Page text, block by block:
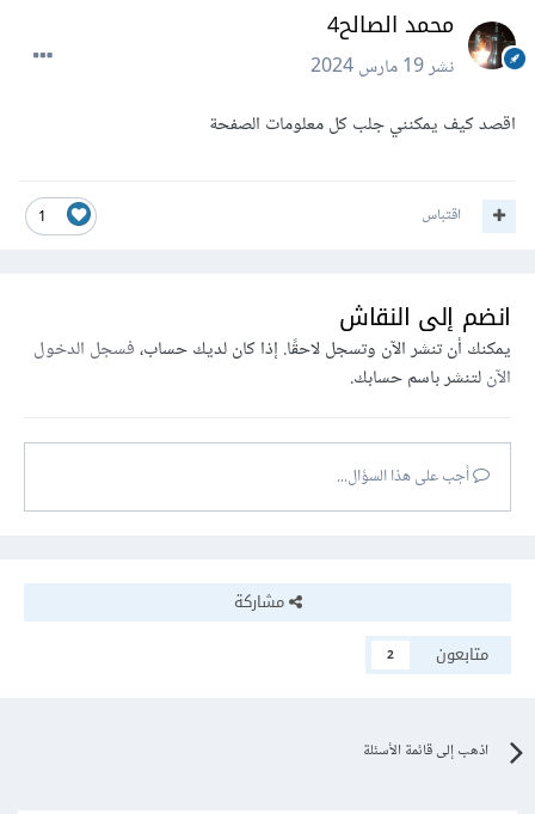
محمد الصالح4
نشر19 مارس 2024
اقصد كيف يمكنني جلب كل معلومات الصفحة
1 اقتباس
انضم إلى النقاش
يمكنك أن تنشر الآن وتسجل لاحقًا. إذا كان لديك حساب،فسجل الدخول
الآنلتنشر باسم حسابك.
أجب على هذا السؤال...
مشاركة
متابعون
2
اذهب إلى قائمة الأسئلة